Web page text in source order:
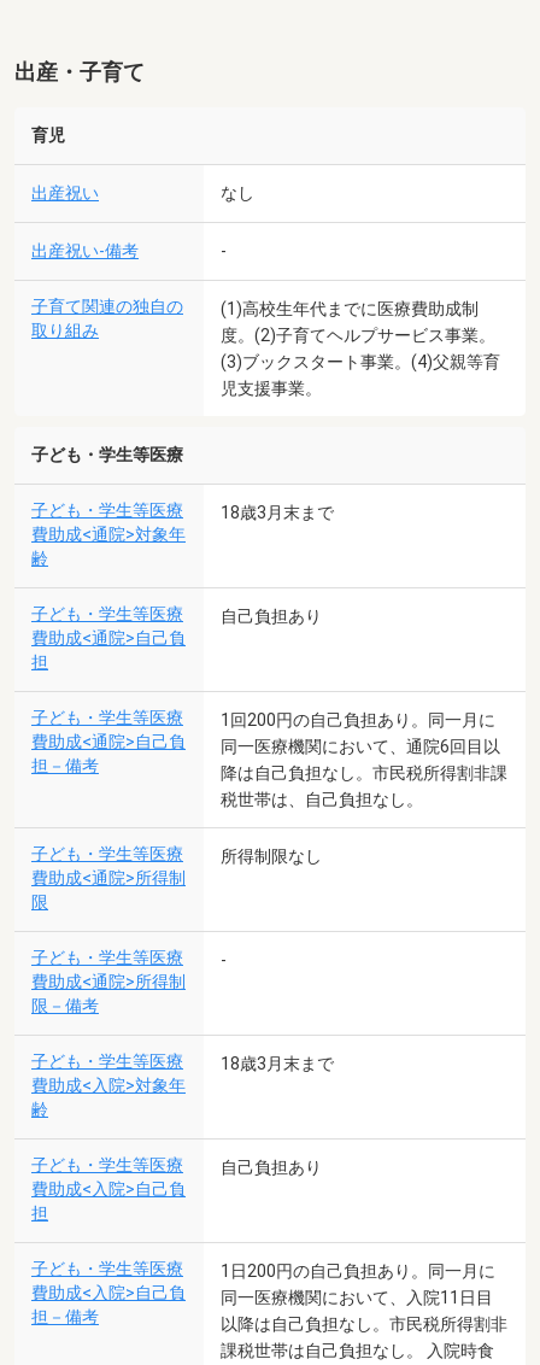
出産・子育て
育児
出産祝い なし
出産祝い-備考 -
子育て関連の独自の
取り組み
(1)高校生年代までに医療費助成制
度。(2)子育てヘルプサービス事業。
(3)ブックスタート事業。(4)父親等育
児支援事業。
子ども・学生等医療
子ども・学生等医療
費助成<通院>対象年
齢
18歳3月末まで
子ども・学生等医療
費助成<通院>自己負
担
自己負担あり
子ども・学生等医療
費助成<通院>自己負
担－備考
1回200円の自己負担あり。同一月に
同一医療機関において、通院6回目以
降は自己負担なし。市民税所得割非課
税世帯は、自己負担なし。
子ども・学生等医療
費助成<通院>所得制
限
所得制限なし
子ども・学生等医療
費助成<通院>所得制
限－備考
-
子ども・学生等医療
費助成<入院>対象年
齢
18歳3月末まで
子ども・学生等医療
費助成<入院>自己負
担
自己負担あり
子ども・学生等医療
費助成<入院>自己負
担－備考
1日200円の自己負担あり。同一月に
同一医療機関において、入院11日目
以降は自己負担なし。市民税所得割非
課税世帯は自己負担なし。 入院時食